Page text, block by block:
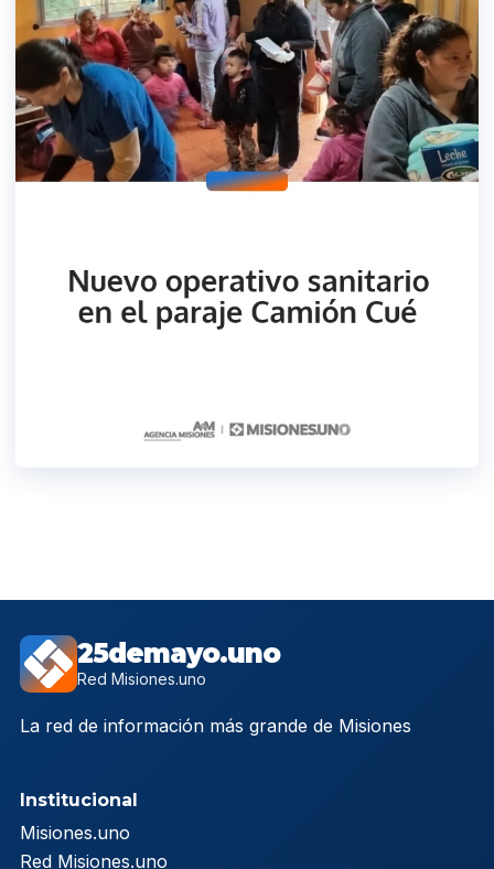
25demayo.uno
Red Misiones.uno
La red de información más grande de Misiones
Institucional
Misiones.uno
Red Misiones.uno